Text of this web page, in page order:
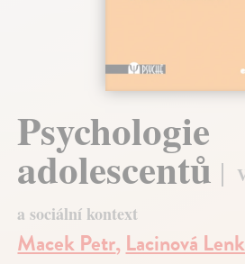
Psychologie
adolescentů
a sociální kontext
Macek Petr,Lacinová